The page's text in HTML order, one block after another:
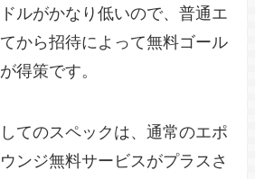
ルがかなり低いので、普通エ
から招待によって無料ゴール
得策です。
てのスペックは、通常のエポ
ンジ無料サービスがプラスさ